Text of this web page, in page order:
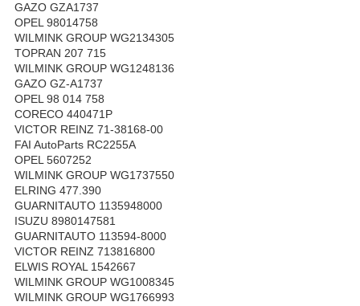
GAZO GZA1737
OPEL 98014758
WILMINK GROUP WG2134305
TOPRAN 207 715
WILMINK GROUP WG1248136
GAZO GZ-A1737
OPEL 98 014 758
CORECO 440471P
VICTOR REINZ 71-38168-00
FAI AutoParts RC2255A
OPEL 5607252
WILMINK GROUP WG1737550
ELRING 477.390
GUARNITAUTO 1135948000
ISUZU 8980147581
GUARNITAUTO 113594-8000
VICTOR REINZ 713816800
ELWIS ROYAL 1542667
WILMINK GROUP WG1008345
WILMINK GROUP WG1766993